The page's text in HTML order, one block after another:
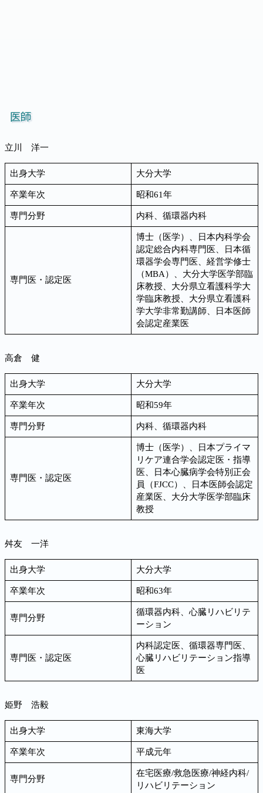
医師
立川 洋一
出身大学 大分大学
卒業年次 昭和61年
専門分野 内科、循環器内科
専門医・認定医
博士（医学）、日本内科学会
認定総合内科専門医、日本循
環器学会専門医、経営学修士
（MBA）、大分大学医学部臨
床教授、大分県立看護科学大
学臨床教授、大分県立看護科
学大学非常勤講師、日本医師
会認定産業医
高倉 健
出身大学 大分大学
卒業年次 昭和59年
専門分野 内科、循環器内科
専門医・認定医
博士（医学）、日本プライマ
リケア連合学会認定医・指導
医、日本心臓病学会特別正会
員（FJCC）、日本医師会認定
産業医、大分大学医学部臨床
教授
舛友 一洋
出身大学 大分大学
卒業年次 昭和63年
専門分野
循環器内科、心臓リハビリテ
ーション
専門医・認定医
内科認定医、循環器専門医、
心臓リハビリテーション指導
医
姫野 浩毅
出身大学 東海大学
卒業年次 平成元年
専門分野
在宅医療/救急医療/神経内科/
リハビリテーション